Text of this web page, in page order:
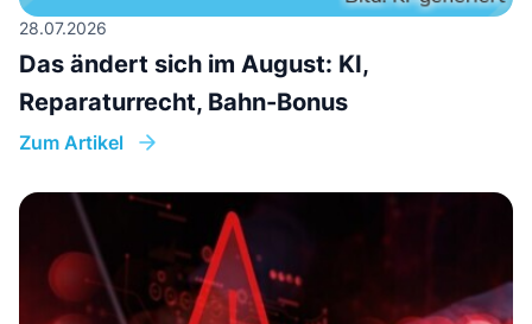
28.07.2026
Das ändert sich im August: KI,
Reparaturrecht, Bahn-Bonus
Zum Artikel